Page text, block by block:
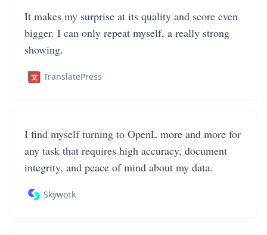
It makes my surprise at its quality and score even
bigger. I can only repeat myself, a really strong
showing.
TranslatePress
I find myself turning to OpenL more and more for
any task that requires high accuracy, document
integrity, and peace of mind about my data.
Skywork